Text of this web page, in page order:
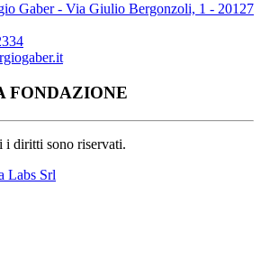
Gaber - Via Giulio Bergonzoli, 1 - 20127
FONDAZIONE
i diritti sono riservati.
Labs Srl